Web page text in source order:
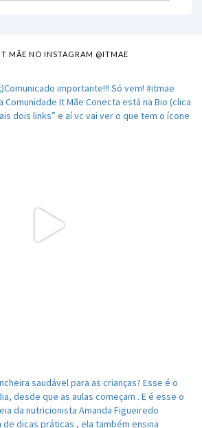
MÃE NO INSTAGRAM @ITMAE